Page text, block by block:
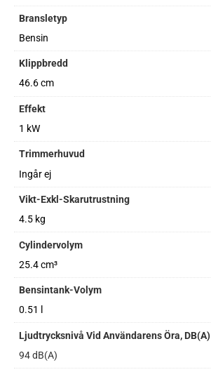
Bransletyp
Bensin
Klippbredd
46.6 cm
Effekt
1 kW
Trimmerhuvud
Ingår ej
Vikt-Exkl-Skarutrustning
4.5 kg
Cylindervolym
25.4 cm³
Bensintank-Volym
0.51 l
Ljudtrycksnivå Vid Användarens Öra, DB(A)
94 dB(A)